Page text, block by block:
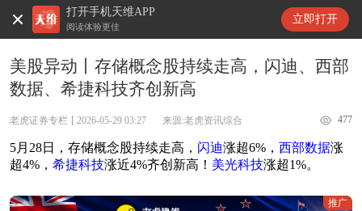
打开手机天维APP
阅读体验更佳
立即打开
天维新闻
美股异动丨存储概念股持续走高，闪迪、西部
数据、希捷科技齐创新高
老虎证券专栏 2026-05-29 03:27 来源:老虎资讯综合 477
5月28日，存储概念股持续走高， 闪迪涨超6%， 西部数据涨
超4%， 希捷科技涨近4%齐创新高！ 美光科技涨超1%。
推广